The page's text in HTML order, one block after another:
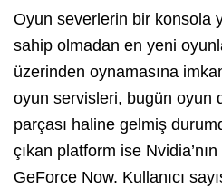
Oyun severlerin bir konsola
sahip olmadan en yeni
üzerinden oynamasına
oyun servisleri, bugün oyun
parçası haline gelmiş
çıkan platform ise
GeForce Now. Kullanıcı